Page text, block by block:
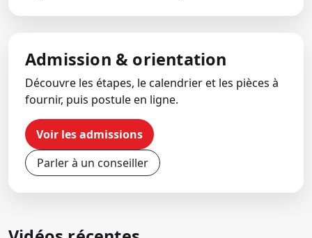
Admission & orientation
Découvre les étapes, le calendrier et les pièces à
fournir, puis postule en ligne.
Voir les admissions
Parler à un conseiller